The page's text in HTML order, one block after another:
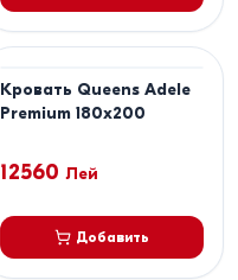
Кровать Queens Adele
Premium 180x200
12560 Лей
Добавить